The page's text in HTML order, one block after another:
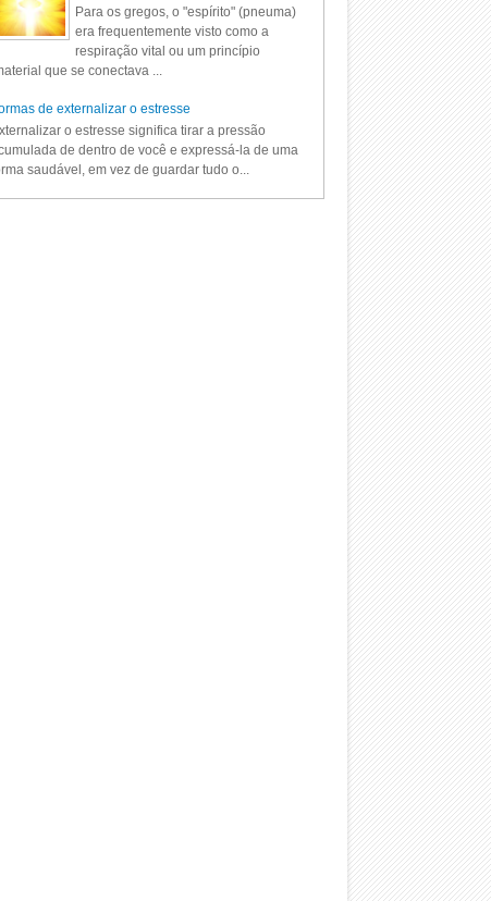
Para os gregos, o "espírito" (pneuma)
era frequentemente visto como a
respiração vital ou um princípio
que se conectava ...
de externalizar o estresse
o estresse significa tirar a pressão
de dentro de você e expressá-la de uma
saudável, em vez de guardar tudo o...